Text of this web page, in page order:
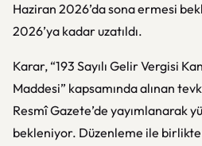
Haziran 2026’da sona ermesi
2026’ya kadar uzatıldı.
Karar, “193 Sayılı Gelir Vergisi
Maddesi” kapsamında alınan
Resmî Gazete’de yayımlanarak
bekleniyor. Düzenleme ile